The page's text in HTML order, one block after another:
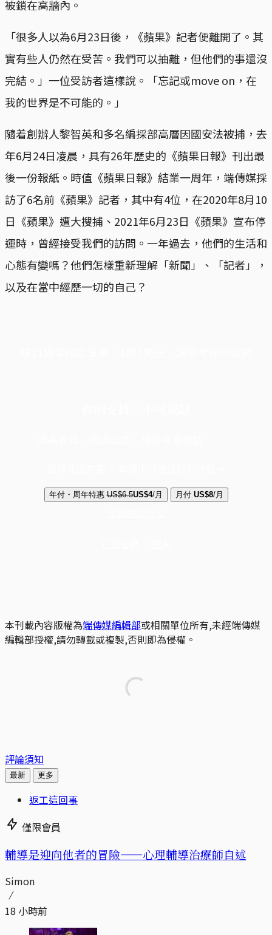
被鎖在高牆內。
「很多人以為6月23日後，《蘋果》記者便離開了。其
實有些人仍然在受苦。我們可以抽離，但他們的事還沒
完結。」一位受訪者這樣說。「忘記或move on，在
我的世界是不可能的。」
隨着創辦人黎智英和多名編採部高層因國安法被捕，去
年6月24日凌晨，具有26年歷史的《蘋果日報》刊出最
後一份報紙。時值《蘋果日報》結業一周年，端傳媒採
訪了6名前《蘋果》記者，其中有4位，在2020年8月10
日《蘋果》遭大搜捕、2021年6月23日《蘋果》宣布停
運時，曾經接受我們的訪問。一年過去，他們的生活和
心態有變嗎？他們怎樣重新理解「新聞」、「記者」，
以及在當中經歷一切的自己？
年付・周年特惠 US$6.5US$4/月 月付 US$8/月
本刊載內容版權為端傳媒編輯部或相關單位所有,未經端傳媒
編輯部授權,請勿轉載或複製,否則即為侵權。
評論須知
最新 更多
返工這回事
僅限會員
輔導是迎向他者的冒險——心理輔導治療師自述
Simon
18 小時前